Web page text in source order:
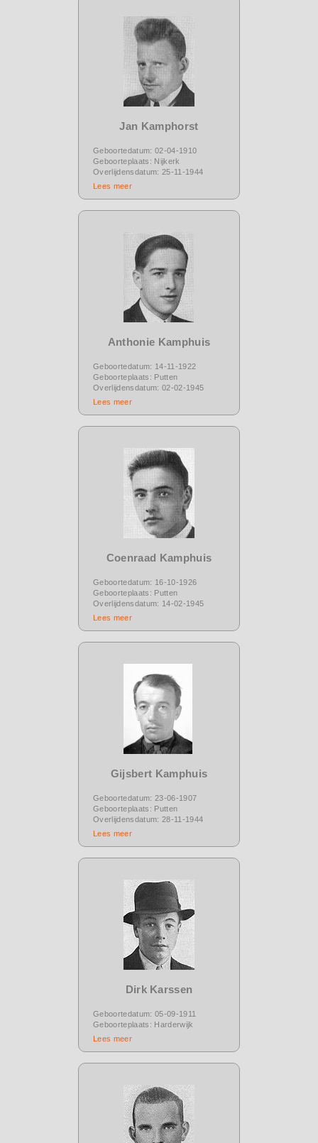
Jan Kamphorst
Geboortedatum: 02-04-1910
Geboorteplaats: Nijkerk
Overlijdensdatum: 25-11-1944
Lees meer
Anthonie Kamphuis
Geboortedatum: 14-11-1922
Geboorteplaats: Putten
Overlijdensdatum: 02-02-1945
Lees meer
Coenraad Kamphuis
Geboortedatum: 16-10-1926
Geboorteplaats: Putten
Overlijdensdatum: 14-02-1945
Lees meer
Gijsbert Kamphuis
Geboortedatum: 23-06-1907
Geboorteplaats: Putten
Overlijdensdatum: 28-11-1944
Lees meer
Dirk Karssen
Geboortedatum: 05-09-1911
Geboorteplaats: Harderwijk
Lees meer